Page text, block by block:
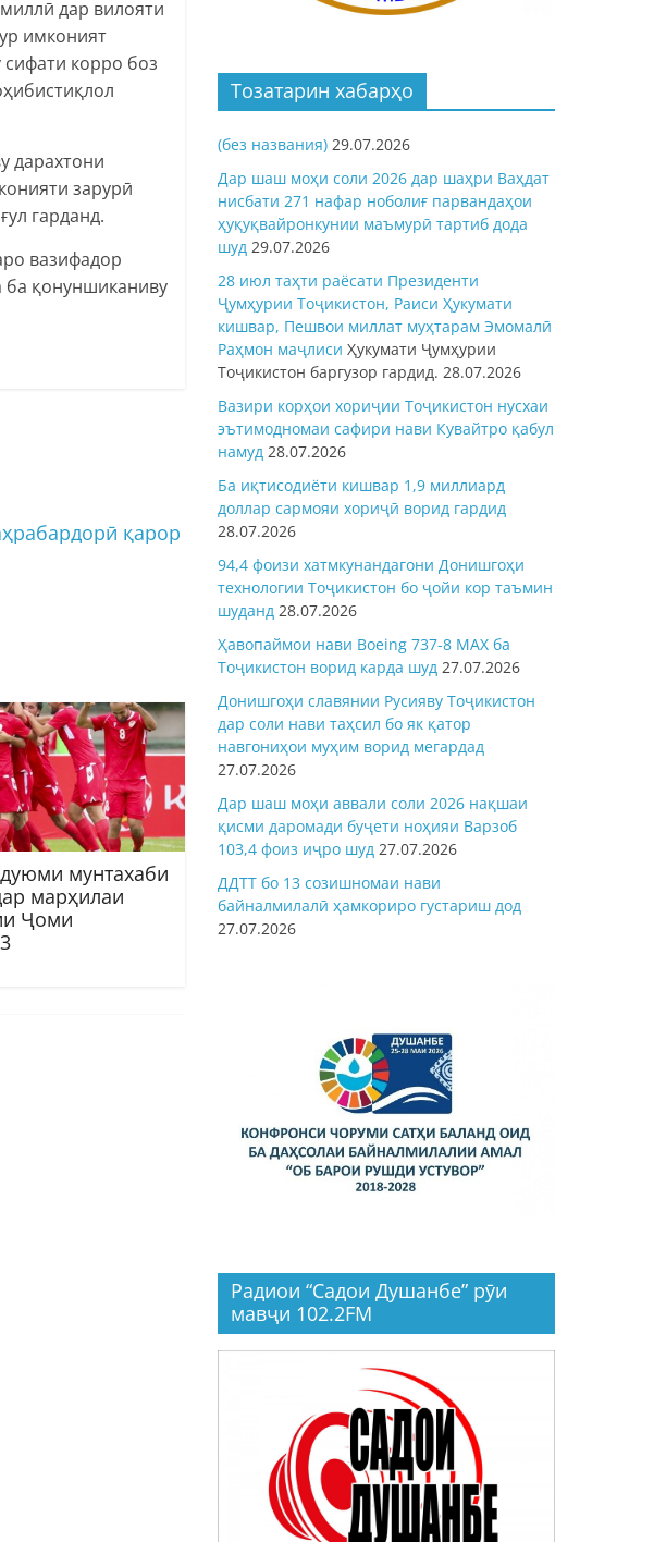
дар вилояти
имконият
корро боз
дарахтони
зарурӣ
гарданд.
вазифадор
қонуншиканиву
қарор
мунтахаби
марҳилаи
Ҷоми
Тозатарин хабарҳо
(без названия) 29.07.2026
Дар шаш моҳи соли 2026 дар шаҳри Ваҳдат
нисбати 271 нафар ноболиғ парвандаҳои
ҳуқуқвайронкунии маъмурӣ тартиб дода
шуд 29.07.2026
28 июл таҳти раёсати Президенти
Ҷумҳурии Тоҷикистон, Раиси Ҳукумати
кишвар, Пешвои миллат муҳтарам Эмомалӣ
Раҳмон маҷлиси Ҳукумати Ҷумҳурии
Тоҷикистон баргузор гардид. 28.07.2026
Вазири корҳои хориҷии Тоҷикистон нусхаи
эътимодномаи сафири нави Кувайтро қабул
намуд 28.07.2026
Ба иқтисодиёти кишвар 1,9 миллиард
доллар сармояи хориҷӣ ворид гардид
28.07.2026
94,4 фоизи хатмкунандагони Донишгоҳи
технологии Тоҷикистон бо ҷойи кор таъмин
шуданд 28.07.2026
Ҳавопаймои нави Boeing 737-8 MAX ба
Тоҷикистон ворид карда шуд 27.07.2026
Донишгоҳи славянии Русияву Тоҷикистон
дар соли нави таҳсил бо як қатор
навгониҳои муҳим ворид мегардад
27.07.2026
Дар шаш моҳи аввали соли 2026 нақшаи
қисми даромади буҷети ноҳияи Варзоб
103,4 фоиз иҷро шуд 27.07.2026
ДДТТ бо 13 созишномаи нави
байналмилалӣ ҳамкориро густариш дод
27.07.2026
Радиои “Садои Душанбе” рӯи
мавҷи 102.2FM